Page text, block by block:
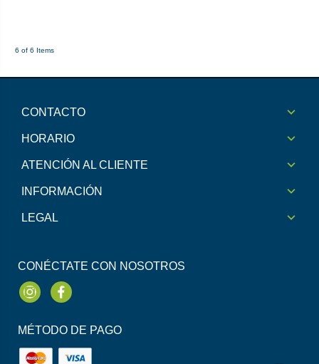
6 of 6 Items
CONTACTO
HORARIO
ATENCIÓN AL CLIENTE
INFORMACIÓN
LEGAL
CONÉCTATE CON NOSOTROS
InstagramFacebook
MÉTODO DE PAGO